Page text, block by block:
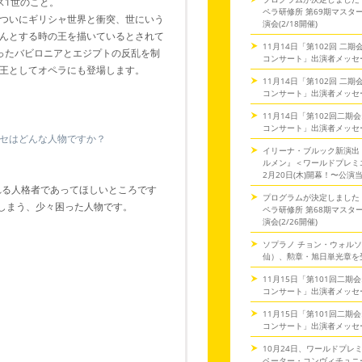
いにギリシャ世界と衝突、世にいう
とする時の王を描いているとされて
バビロニアとエジプトの反乱を制
してオペラにも登場します。
はどんな人物ですか？
人格者であってほしいところです
う、少々困った人物です。
ペラ研修所 第69期マスタ
演会(2/18開催)
11月14日「第102回 二期
コンサート」出演者メッ
11月14日「第102回 二期
コンサート」出演者メッ
11月14日「第102回二期
コンサート」出演者メッ
イリーナ・ブルック新演
ルメン』＜ワールドプレミ
2月20日(木)開幕！〜公演
プログラムが決定しまし
ペラ研修所 第68期マスタ
演会(2/26開催)
ソプラノ チョン・ウォル
仙）、勲章・旭日単光章を
11月15日「第101回二期
コンサート」出演者メッ
11月15日「第101回二期
コンサート」出演者メッ
10月24日、ワールドプレ